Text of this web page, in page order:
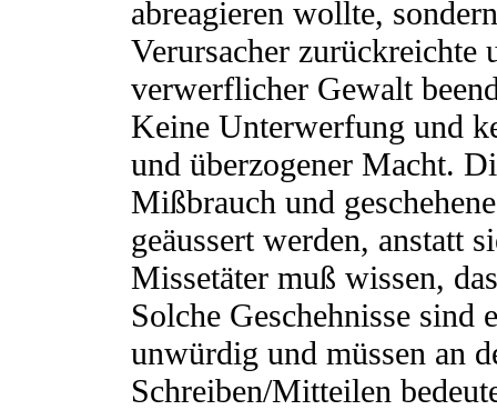
abreagieren wollte,
Verursacher zurückreichte
verwerflicher Gewalt
Keine Unterwerfung und
und überzogener Macht.
Mißbrauch und
geäussert werden, anstatt
Missetäter muß wissen,
Solche Geschehnisse sind
unwürdig und müssen an
Schreiben/Mitteilen